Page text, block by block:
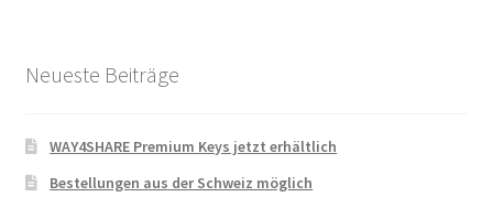
Neueste Beiträge
WAY4SHARE Premium Keys jetzt erhältlich
Bestellungen aus der Schweiz möglich